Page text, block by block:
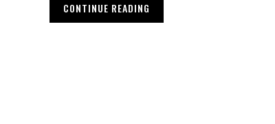
CONTINUE READING